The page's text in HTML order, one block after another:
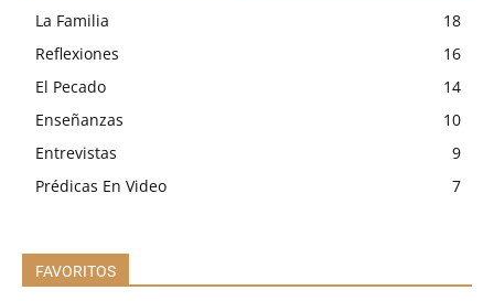
La Familia
18
Reflexiones
16
El Pecado
14
Enseñanzas
10
Entrevistas
9
Prédicas En Video
7
FAVORITOS